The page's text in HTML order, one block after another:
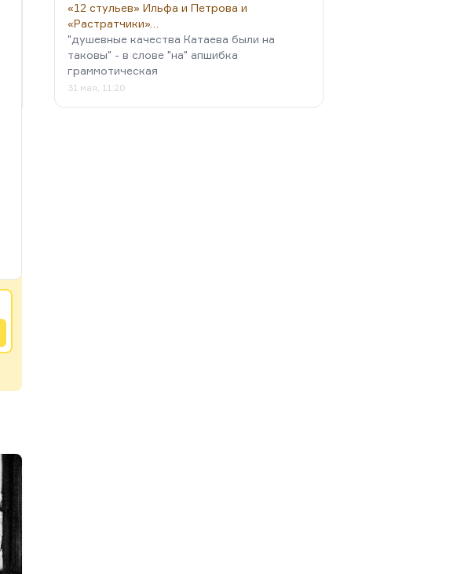
«12 стульев» Ильфа и Петрова и
«Растратчики»…
"душевные качества Катаева были на
таковы" - в слове "на" апшибка
граммотическая
31 мая, 11:20